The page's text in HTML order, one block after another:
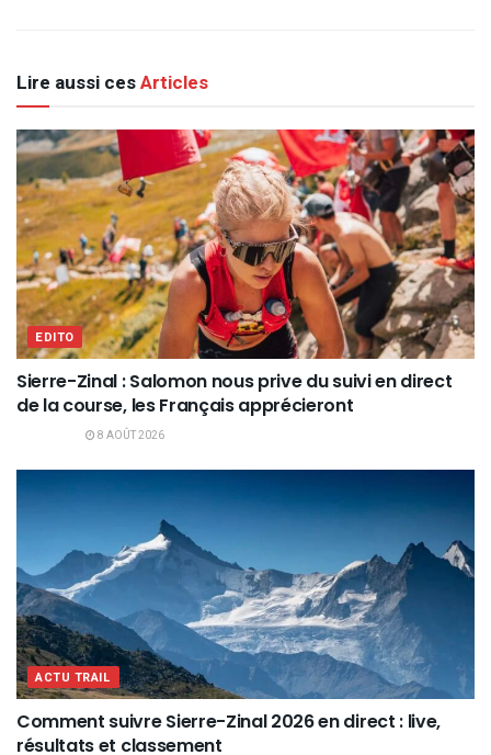
Lire aussi cesArticles
EDITO
Sierre-Zinal : Salomon nous prive du suivi en direct
de la course, les Français apprécieront
8 AOÛT 2026
ACTU TRAIL
Comment suivre Sierre-Zinal 2026 en direct : live,
résultats et classement